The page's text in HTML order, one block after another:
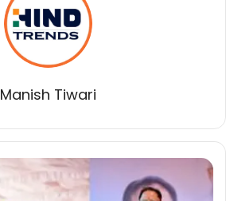
Manish Tiwari